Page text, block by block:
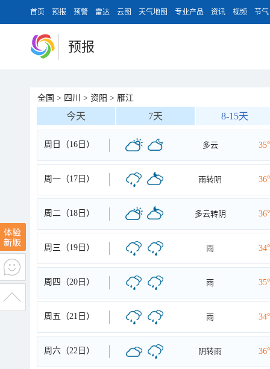
首页 预报 预警 雷达 云图 天气地图 专业产品 资讯 视频 节气
预报
全国 > 四川 > 资阳 > 雁江
今天 7天 8-15天
周日（16日） 多云
周一（17日） 雨转阴
周二（18日） 多云转阴
周三（19日） 雨
周四（20日） 雨
周五（21日） 雨
周六（22日） 阴转雨